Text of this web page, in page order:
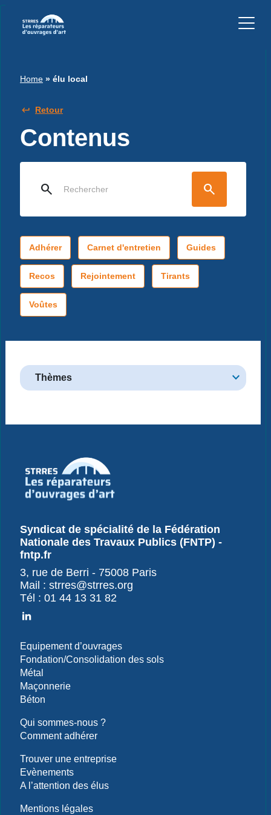
Home » élu local
Retour
Contenus
search search
Adhérer Carnet d'entretien Guides
Recos Rejointement Tirants
Voûtes
Thèmes
Syndicat de spécialité de la Fédération
Nationale des Travaux Publics (FNTP) -
fntp.fr
3, rue de Berri - 75008 Paris
Mail : strres@strres.org
Tél : 01 44 13 31 82
Equipement d’ouvrages
Fondation/Consolidation des sols
Métal
Maçonnerie
Béton
Qui sommes-nous ?
Comment adhérer
Trouver une entreprise
Evènements
A l’attention des élus
Mentions légales